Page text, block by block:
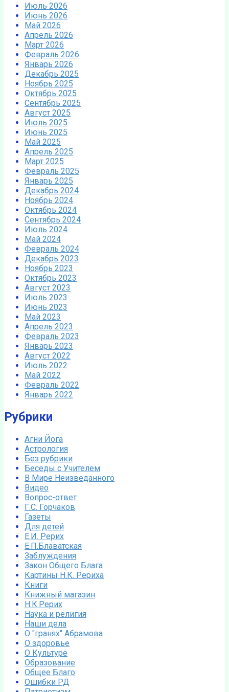
Июль 2026
Июнь 2026
Май 2026
Апрель 2026
Март 2026
Февраль 2026
Январь 2026
Декабрь 2025
Ноябрь 2025
Октябрь 2025
Сентябрь 2025
Август 2025
Июль 2025
Июнь 2025
Май 2025
Апрель 2025
Март 2025
Февраль 2025
Январь 2025
Декабрь 2024
Ноябрь 2024
Октябрь 2024
Сентябрь 2024
Июль 2024
Май 2024
Февраль 2024
Декабрь 2023
Ноябрь 2023
Октябрь 2023
Август 2023
Июль 2023
Июнь 2023
Май 2023
Апрель 2023
Февраль 2023
Январь 2023
Август 2022
Июль 2022
Май 2022
Февраль 2022
Январь 2022
Рубрики
Агни Йога
Астрология
Без рубрики
Беседы с Учителем
В Мире Неизведанного
Видео
Вопрос-ответ
Г.С. Горчаков
Газеты
Для детей
Е.И. Рерих
Е.П.Блаватская
Заблуждения
Закон Общего Блага
Картины Н.К. Рериха
Книги
Книжный магазин
Н.К.Рерих
Наука и религия
Наши дела
О "гранях" Абрамова
О здоровье
О Культуре
Образование
Общее Благо
Ошибки РД